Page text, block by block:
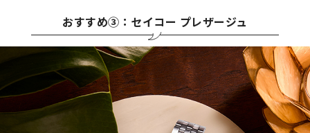
おすすめ③：セイコー プレザージュ